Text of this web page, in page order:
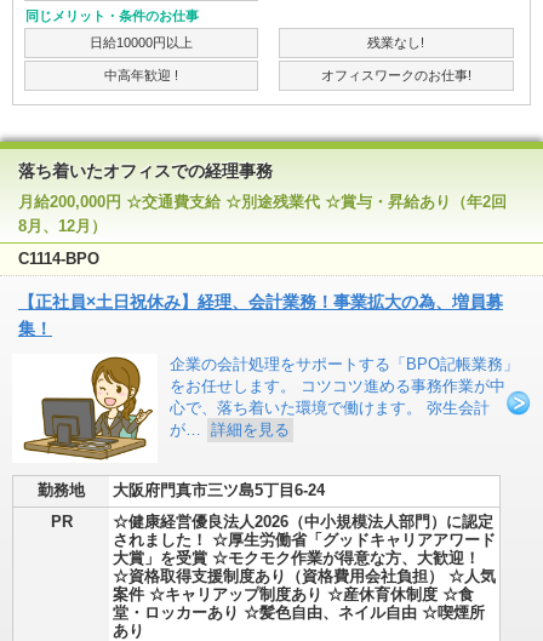
同じメリット・条件のお仕事
日給10000円以上
残業なし!
中高年歓迎 ! オフィスワークのお仕事!
落ち着いたオフィスでの経理事務
月給200,000円 ☆交通費支給 ☆別途残業代 ☆賞与・昇給あり（年2回
8月、12月）
C1114-BPO
【正社員×土日祝休み】経理、会計業務！事業拡大の為、増員募
集！
企業の会計処理をサポートする「BPO記帳業務」
をお任せします。 コツコツ進める事務作業が中
心で、落ち着いた環境で働けます。 弥生会計
が…
詳細を見る
勤務地
大阪府門真市三ツ島5丁目6-24
PR
☆健康経営優良法人2026（中小規模法人部門）に認定
されました！ ☆厚生労働省「グッドキャリアアワード
大賞」を受賞 ☆モクモク作業が得意な方、大歓迎！
☆資格取得支援制度あり（資格費用会社負担） ☆人気
案件 ☆キャリアップ制度あり ☆産休育休制度 ☆食
堂・ロッカーあり ☆髪色自由、ネイル自由 ☆喫煙所
あり